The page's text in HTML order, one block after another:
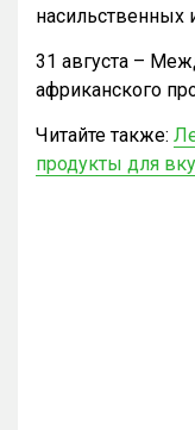
насильственных
31 августа –
африканского
Читайте также:
продукты для